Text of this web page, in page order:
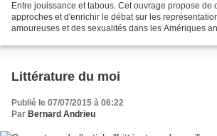
Entre jouissance et tabous. Cet ouvrage propose de
approches et d'enrichir le débat sur les
amoureuses et des sexualités dans les Amériques
Littérature du moi
Publié le 07/07/2015 à 06:22
Par Bernard Andrieu